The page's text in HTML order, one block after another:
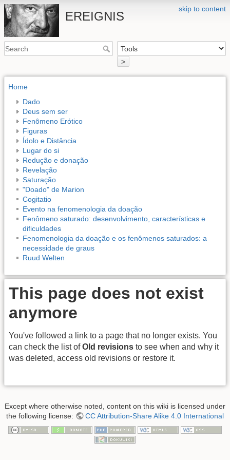
skip to content
EREIGNIS
>
Home
Dado
Deus sem ser
Fenômeno Erótico
Figuras
Ídolo e Distância
Lugar do si
Redução e donação
Revelação
Saturação
"Doado" de Marion
Cogitatio
Evento na fenomenologia da doação
Fenômeno saturado: desenvolvimento, características e
dificuldades
Fenomenologia da doação e os fenômenos saturados: a
necessidade de graus
Ruud Welten
This page does not exist
anymore
You've followed a link to a page that no longer exists. You
can check the list ofOld revisions to see when and why it
was deleted, access old revisions or restore it.
Except where otherwise noted, content on this wiki is licensed under
the following license:
CC Attribution-Share Alike 4.0 International